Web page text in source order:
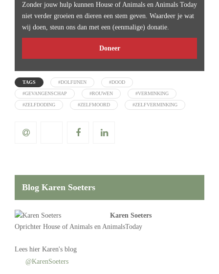
Zonder jouw hulp kunnen House of Animals en Animals Today
niet verder groeien en dieren een stem geven. Waardeer je wat
wij doen, steun ons dan met een (eenmalige) donatie.
Doneer
TAGS #DOLFIJNEN #DOOD
#GEVANGENSCHAP #ROUWEN #VERMINKING
#ZELFDODING #ZELFMOORD #ZELFVERMINKING
Blog Karen Soeters
Karen Soeters
Oprichter House of Animals en AnimalsToday
Lees hier Karen's blog
@KarenSoeters